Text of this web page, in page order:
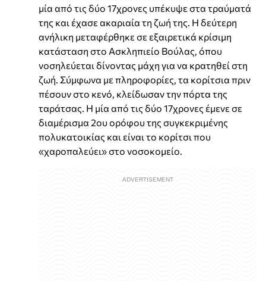
μία από τις δύο 17χρονες υπέκυψε στα τραύματά
της και έχασε ακαριαία τη ζωή της. Η δεύτερη
ανήλικη μεταφέρθηκε σε εξαιρετικά κρίσιμη
κατάσταση στο Ασκληπιείο Βούλας, όπου
νοσηλεύεται δίνοντας μάχη για να κρατηθεί στη
ζωή. Σύμφωνα με πληροφορίες, τα κορίτσια πριν
πέσουν στο κενό, κλείδωσαν την πόρτα της
ταράτσας. Η μία από τις δύο 17χρονες έμενε σε
διαμέρισμα 2ου ορόφου της συγκεκριμένης
πολυκατοικίας και είναι το κορίτσι που
«χαροπαλεύει» στο νοσοκομείο.